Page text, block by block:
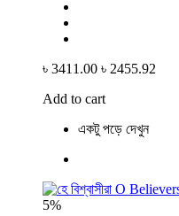
৳ 3411.00 ৳ 2455.92
Add to cart
একটু পড়ে দেখুন
5%